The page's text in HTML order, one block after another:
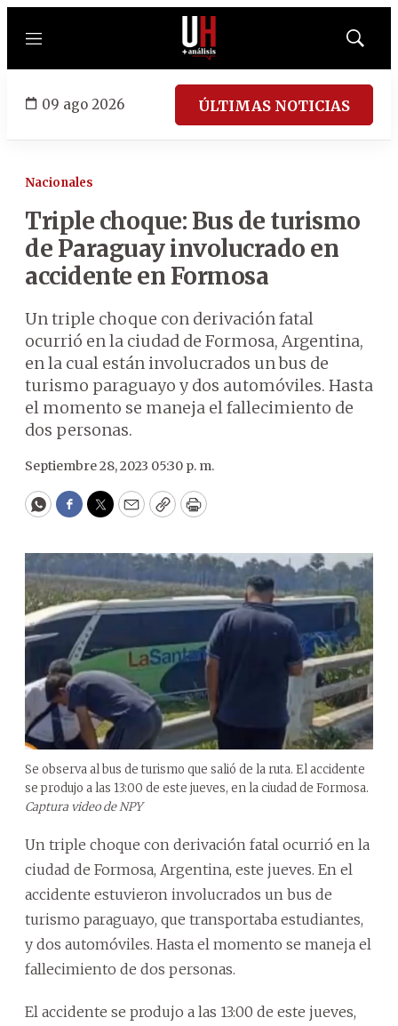
Menú
Mostrar
09 ago 2026 ÚLTIMAS NOTICIAS
Nacionales
Triple choque: Bus de turismo
de Paraguay involucrado en
accidente en Formosa
Un triple choque con derivación fatal
ocurrió en la ciudad de Formosa, Argentina,
en la cual están involucrados un bus de
turismo paraguayo y dos automóviles. Hasta
el momento se maneja el fallecimiento de
dos personas.
Septiembre 28, 2023 05:30 p. m.
WhatsApp
Facebook
Twitter
EmailCopyPrint
Se observa al bus de turismo que salió de la ruta. El accidente
se produjo a las 13:00 de este jueves, en la ciudad de Formosa.
Captura video de NPY
Un triple choque con derivación fatal ocurrió en la
ciudad de Formosa, Argentina, este jueves. En el
accidente estuvieron involucrados un bus de
turismo paraguayo, que transportaba estudiantes,
y dos automóviles. Hasta el momento se maneja el
fallecimiento de dos personas.
El accidente se produjo a las 13:00 de este jueves,